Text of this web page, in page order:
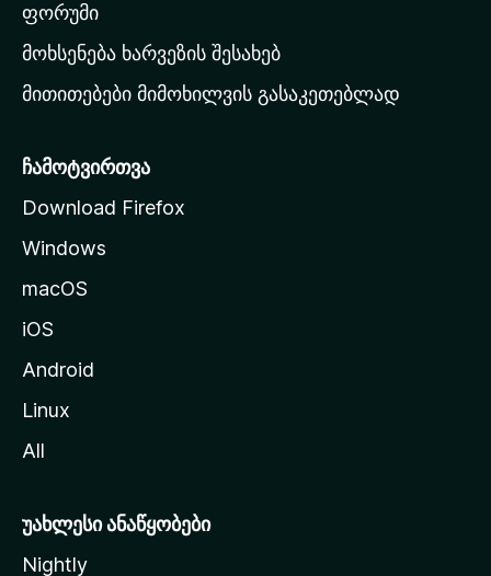
ა
რ
ვ
რ
ზ
ე
დ
ა
ლ
ფორუმი
მოხსენება ხარვეზის შესახებ
მითითებები მიმოხილვის გასაკეთებლად
ჩამოტვირთვა
Download Firefox
Windows
macOS
iOS
Android
Linux
All
უახლესი ანაწყობები
Nightly